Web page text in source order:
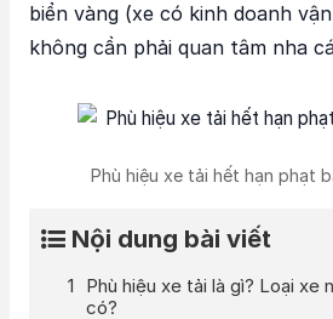
biển vàng (xe có kinh doanh
không cần phải quan tâm nha
Phù hiệu xe tải hết hạn phạt
Nội dung bài viết
Phù hiệu xe tải là gì? Loại xe
có?